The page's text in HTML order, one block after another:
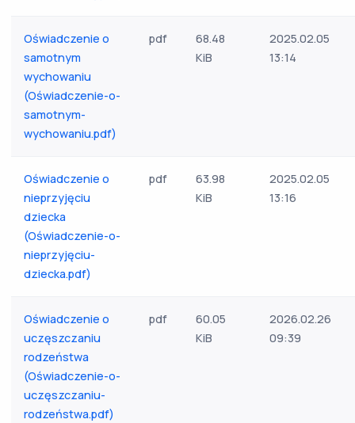
Oświadczenie o
samotnym
wychowaniu
(Oświadczenie-o-
samotnym-
wychowaniu.pdf)
pdf
68.48
KiB
2025.02.05
13:14
Oświadczenie o
nieprzyjęciu
dziecka
(Oświadczenie-o-
nieprzyjęciu-
dziecka.pdf)
pdf
63.98
KiB
2025.02.05
13:16
Oświadczenie o
uczęszczaniu
rodzeństwa
(Oświadczenie-o-
uczęszczaniu-
rodzeństwa.pdf)
pdf
60.05
KiB
2026.02.26
09:39